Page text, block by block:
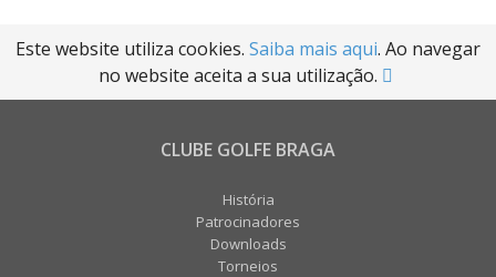
Este website utiliza cookies. Saiba mais aqui. Ao navegar
no website aceita a sua utilização.
CLUBE GOLFE BRAGA
História
Patrocinadores
Downloads
Torneios